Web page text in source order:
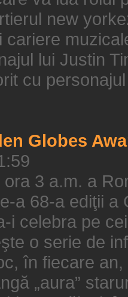
new
cariere
lui Justin
cu
Globes
ora 3 a.m. a
a 68-a ediţii
i celebra pe
o serie de
în fiecare
„aura”